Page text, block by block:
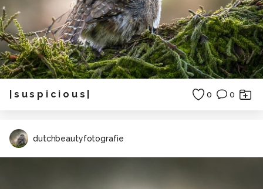
| s u s p i c i o u s | 0 0
dutchbeautyfotografie